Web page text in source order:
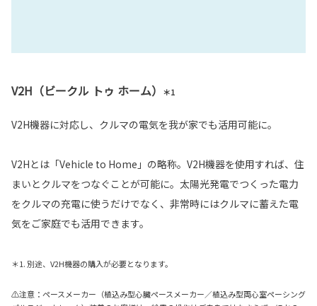
V2H（ビークル トゥ ホーム） ＊1
V2H機器に対応し、クルマの電気を我が家でも活用可能に。
V2Hとは「Vehicle to Home」の略称。V2H機器を使用すれば、住
まいとクルマをつなぐことが可能に。太陽光発電でつくった電力
をクルマの充電に使うだけでなく、非常時にはクルマに蓄えた電
気をご家庭でも活用できます。
＊1. 別途、V2H機器の購入が必要となります。
⚠注意：ペースメーカー（植込み型心臓ペースメーカー／植込み型両心室ペーシング